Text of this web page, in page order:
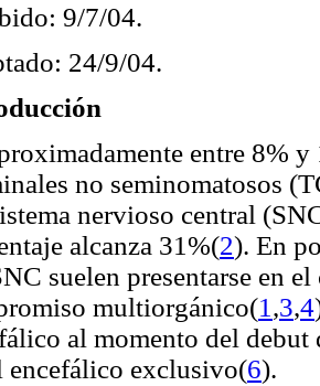
9/7/04.
24/9/04.
entre 8%
no seminomatosos
nervioso central
alcanza 31%(2). En
suelen presentarse en
multiorgánico(1 ,3,4
al momento del debut
encefálico exclusivo(6).